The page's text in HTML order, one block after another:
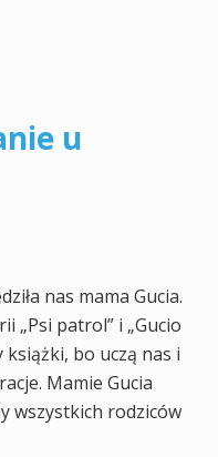
u
nas mama Gucia.
„Psi patrol” i „Gucio
książki, bo uczą nas i
Mamie Gucia
wszystkich rodziców